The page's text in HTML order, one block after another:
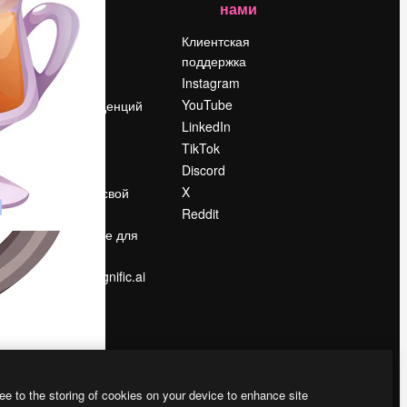
Цены
О нас
Reviews
Вакансии
Поиск тенденций
Продайте свой
Помещение для
прессы
Ищете magnific.ai
нами
Клиентская
поддержка
Instagram
YouTube
LinkedIn
TikTok
Discord
X
Reddit
to the storing of cookies on your device to enhance site